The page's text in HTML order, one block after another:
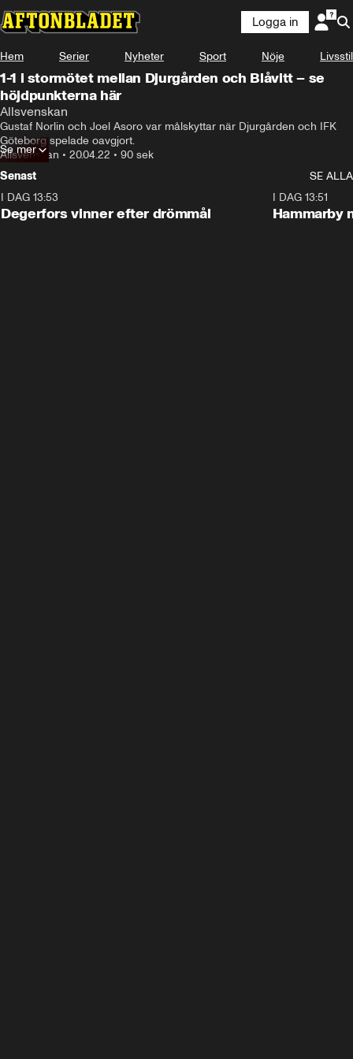
Logga in
Hem Serier Nyheter Sport Nöje Livsstil
1-1 i stormötet mellan Djurgården och Blåvitt – se
höjdpunkterna här
Allsvenskan
Gustaf Norlin och Joel Asoro var målskyttar när Djurgården och IFK
Göteborg spelade oavgjort.
Allsvenskan • 20.04.22 • 90 sek
Se mer
Senast
SE ALLA
I DAG 13:53
Degerfors vinner efter drömmål
I DAG 13:51
Hammarby